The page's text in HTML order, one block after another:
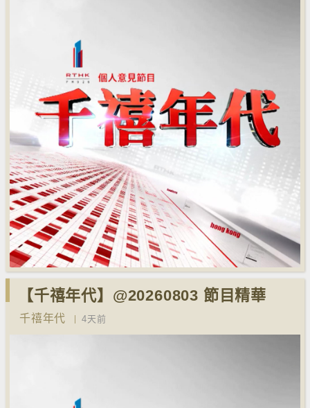
【千禧年代】@20260803 節目精華
千禧年代 4天前